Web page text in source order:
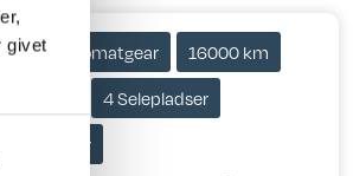
givet
Automatgear 16000 km
4 Selepladser
Sovepladser